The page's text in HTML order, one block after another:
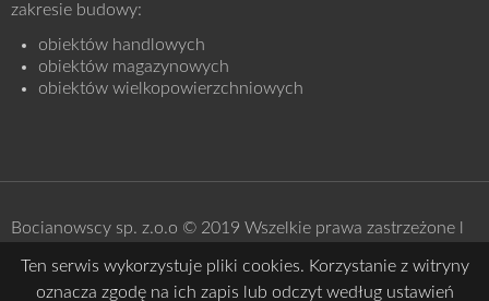
zakresie budowy:
obiektów handlowych
obiektów magazynowych
obiektów wielkopowierzchniowych
Bocianowscy sp. z.o.o © 2019 Wszelkie prawa zastrzeżone l
Ten serwis wykorzystuje pliki cookies. Korzystanie z witryny
oznacza zgodę na ich zapis lub odczyt według ustawień